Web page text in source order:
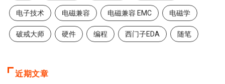
电子技术 电磁兼容 电磁兼容 EMC 电磁学
破戒大师 硬件 编程 西门子EDA 随笔
近期文章